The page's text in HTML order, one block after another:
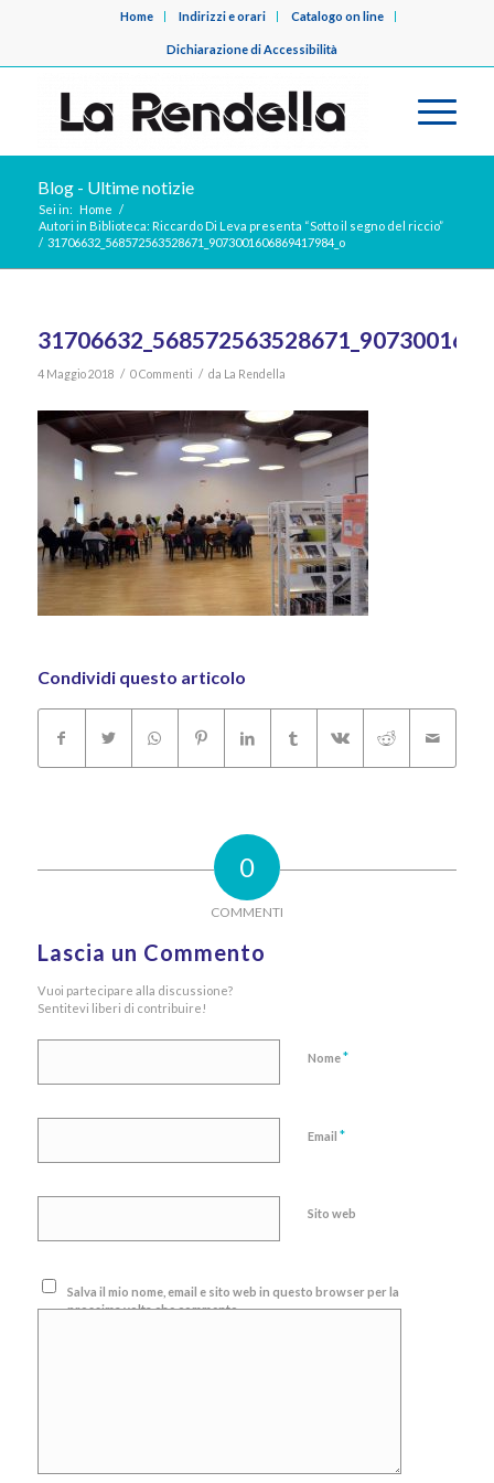
Home Indirizzi e orari Catalogo on line
Dichiarazione di Accessibilità
Blog - Ultime notizie
Sei in: Home /
Autori in Biblioteca: Riccardo Di Leva presenta “Sotto il segno del riccio”
/ 31706632_568572563528671_9073001606869417984_o
4 Maggio 2018 / 0 Commenti / da La Rendella
Condividi questo articolo
0
COMMENTI
Lascia un Commento
Vuoi partecipare alla discussione?
Sentitevi liberi di contribuire!
Nome*
Email *
Sito web
Salva il mio nome, email e sito web in questo browser per la
prossima volta che commento.